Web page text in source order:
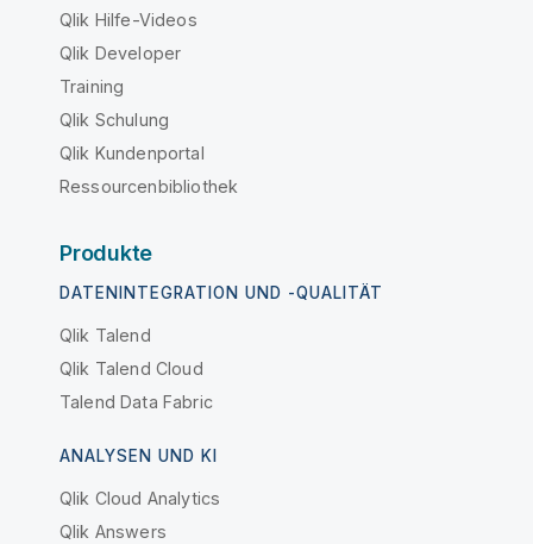
Qlik Hilfe-Videos
Qlik Developer
Training
Qlik Schulung
Qlik Kundenportal
Ressourcenbibliothek
Produkte
DATENINTEGRATION UND -QUALITÄT
Qlik Talend
Qlik Talend Cloud
Talend Data Fabric
ANALYSEN UND KI
Qlik Cloud Analytics
Qlik Answers